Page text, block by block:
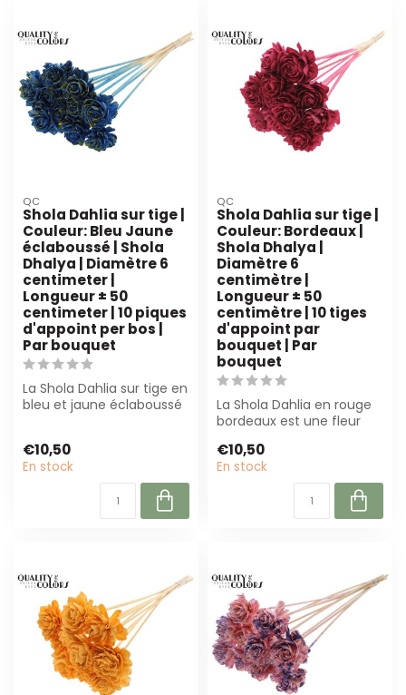
QC
Shola Dahlia sur tige |
Couleur: Bleu Jaune
éclaboussé | Shola
Dhalya | Diamètre 6
centimeter |
Longueur ± 50
centimeter | 10 piques
d'appoint per bos |
Par bouquet
La Shola Dahlia sur tige en
bleu et jaune éclaboussé
€10,50
En stock
QC
Shola Dahlia sur tige |
Couleur: Bordeaux |
Shola Dhalya |
Diamètre 6
centimètre |
Longueur ± 50
centimètre | 10 tiges
d'appoint par
bouquet | Par
bouquet
La Shola Dahlia en rouge
bordeaux est une fleur
et ...
€10,50
En stock